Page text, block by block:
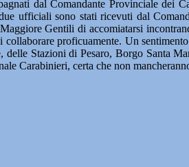
dal Comandante Provinciale dei
ufficiali sono stati ricevuti dal
Gentili di accomiatarsi
proficuamente. Un
Stazioni di Pesaro, Borgo Santa
Carabinieri, certa che non